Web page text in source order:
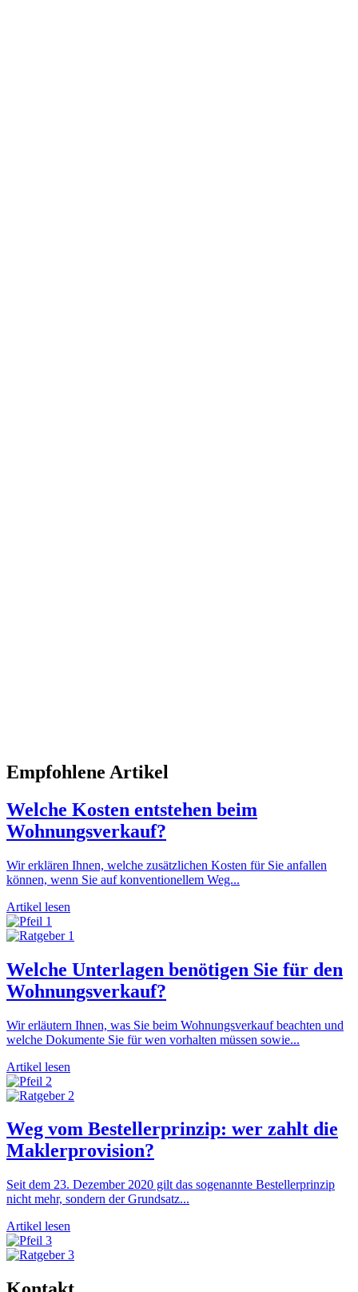
Empfohlene Artikel
Welche Kosten entstehen beim
Wohnungsverkauf?
Wir erklären Ihnen, welche zusätzlichen Kosten für Sie anfallen
können, wenn Sie auf konventionellem Weg...
Artikel lesen
Welche Unterlagen benötigen Sie für den
Wohnungsverkauf?
Wir erläutern Ihnen, was Sie beim Wohnungsverkauf beachten und
welche Dokumente Sie für wen vorhalten müssen sowie...
Artikel lesen
Weg vom Bestellerprinzip: wer zahlt die
Maklerprovision?
Seit dem 23. Dezember 2020 gilt das sogenannte Bestellerprinzip
nicht mehr, sondern der Grundsatz...
Artikel lesen